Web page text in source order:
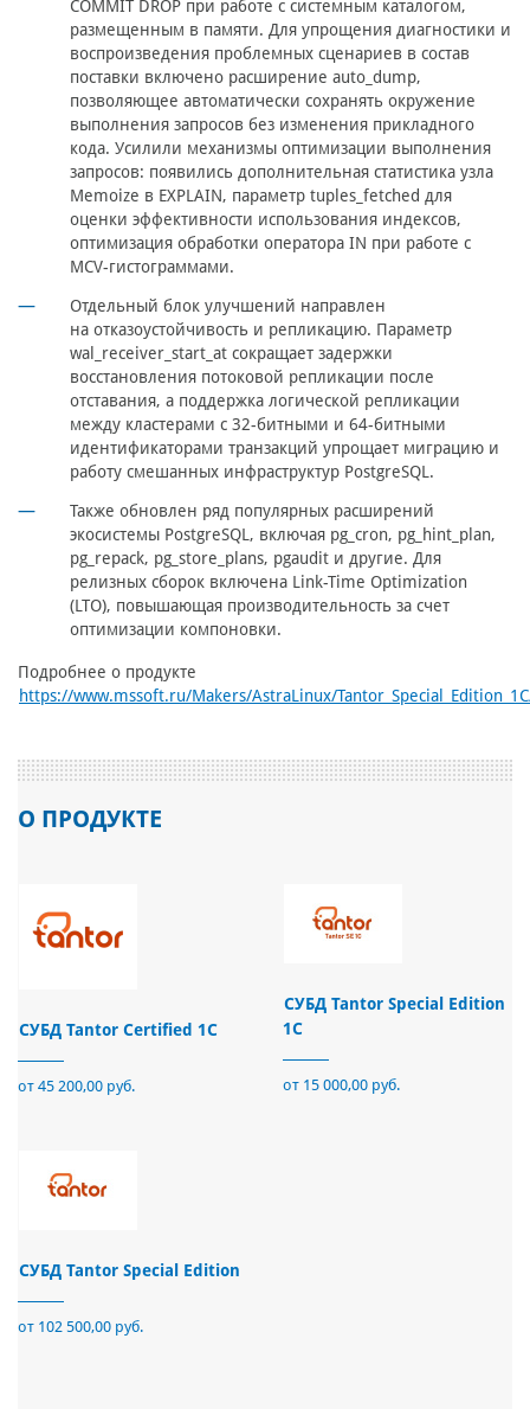
COMMIT DROP при работе с системным каталогом,
размещенным в памяти. Для упрощения диагностики и
воспроизведения проблемных сценариев в состав
поставки включено расширение auto_dump,
позволяющее автоматически сохранять окружение
выполнения запросов без изменения прикладного
кода. Усилили механизмы оптимизации выполнения
запросов: появились дополнительная статистика узла
Memoize в EXPLAIN, параметр tuples_fetched для
оценки эффективности использования индексов,
оптимизация обработки оператора IN при работе с
MCV-гистограммами.
Отдельный блок улучшений направлен
на отказоустойчивость и репликацию. Параметр
wal_receiver_start_at сокращает задержки
восстановления потоковой репликации после
отставания, а поддержка логической репликации
между кластерами с 32-битными и 64-битными
идентификаторами транзакций упрощает миграцию и
работу смешанных инфраструктур PostgreSQL.
Также обновлен ряд популярных расширений
экосистемы PostgreSQL, включая pg_cron, pg_hint_plan,
pg_repack, pg_store_plans, pgaudit и другие. Для
релизных сборок включена Link-Time Optimization
(LTO), повышающая производительность за счет
оптимизации компоновки.
Подробнее о продукте
https://www.mssoft.ru/Makers/AstraLinux/
О ПРОДУКТЕ
СУБД Tantor Certified 1C
от 45 200,00 руб.
СУБД Tantor Special Edition
1C
от 15 000,00 руб.
СУБД Tantor Special Edition
от 102 500,00 руб.